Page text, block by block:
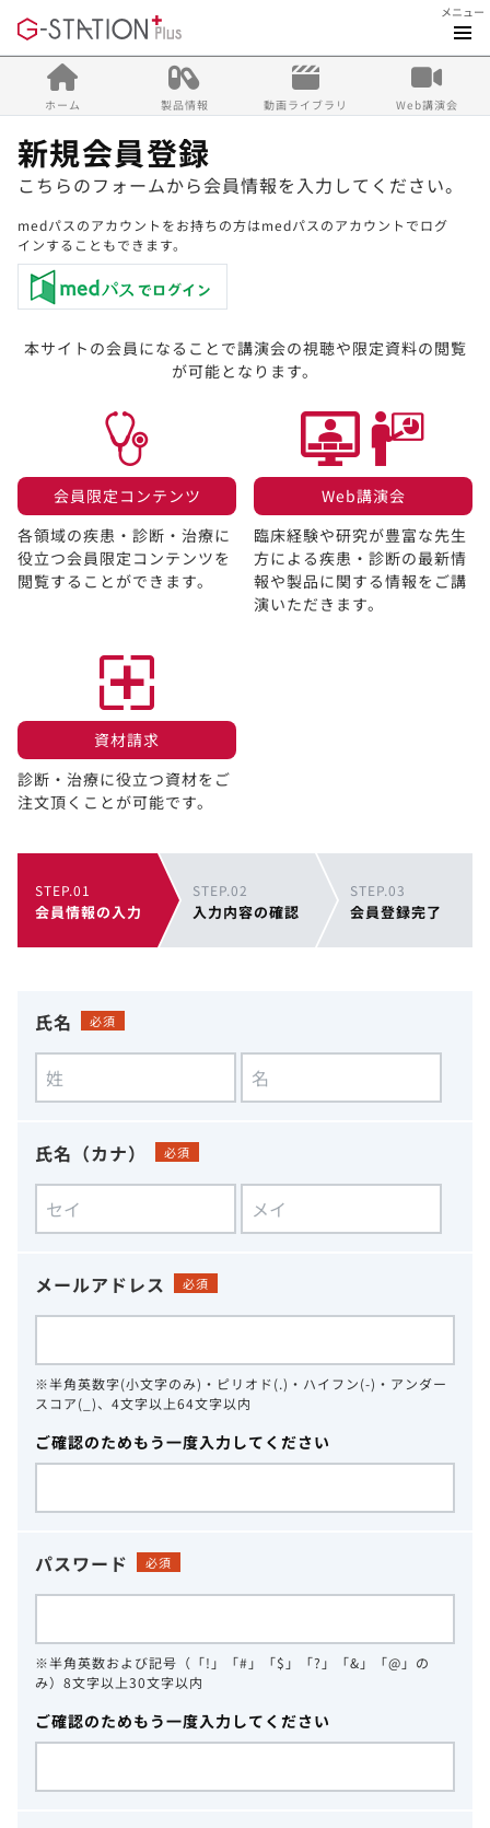
メニュー
ホーム 製品情報 動画ライブラリ Web講演会
新規会員登録
こちらのフォームから会員情報を入力してください。
medパスのアカウントをお持ちの方はmedパスのアカウントでログ
インすることもできます。
本サイトの会員になることで講演会の視聴や限定資料の閲覧
が可能となります。
会員限定コンテンツ​
各領域の疾患・診断・治療に
役立つ会員限定コンテンツを
閲覧することができます。​
Web講演会​
臨床経験や研究が豊富な先生
方による疾患・診断の最新情
報や製品に関する情報をご講
演いただきます。
資材請求​
診断・治療に役立つ資材をご
注文頂くことが可能です。
STEP.01
会員情報の入力
STEP.02
入力内容の確認
STEP.03
会員登録完了
氏名 必須
氏名（カナ） 必須
メールアドレス 必須
※半角英数字(小文字のみ)・ピリオド(.)・ハイフン(-)・アンダー
スコア(_)、4文字以上64文字以内
ご確認のためもう一度入力してください
パスワード 必須
※半角英数および記号（「!」「#」「$」「?」「&」「@」の
み）8文字以上30文字以内
ご確認のためもう一度入力してください